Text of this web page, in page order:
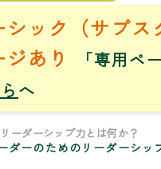
シック（サブス
あり
「専用ペ
へ
ーダーシップ力とは何か？
ダーのためのリーダーシッ